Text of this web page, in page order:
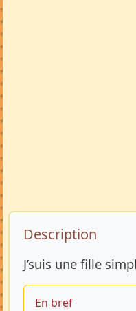
Description
Description
J’suis une fille
En bref